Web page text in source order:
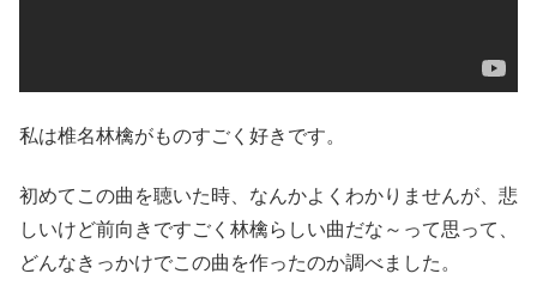
私は椎名林檎がものすごく好きです。
初めてこの曲を聴いた時、なんかよくわかりませんが、悲
しいけど前向きですごく林檎らしい曲だな～って思って、
どんなきっかけでこの曲を作ったのか調べました。